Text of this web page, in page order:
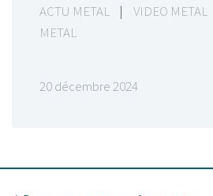
ACTU METAL | VIDEO METAL
METAL
20 décembre 2024